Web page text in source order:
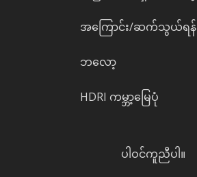
အကြောင်း/ဆက်သွယ်ရန်
ဘလော့
HDRI ကမ္ဘာ့မြေပုံ
ပါဝင်ကူညီပါ။